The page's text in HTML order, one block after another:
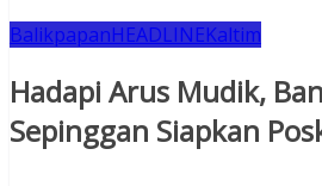
BalikpapanHEADLINEKaltim
Hadapi Arus Mudik,
Sepinggan Siapkan